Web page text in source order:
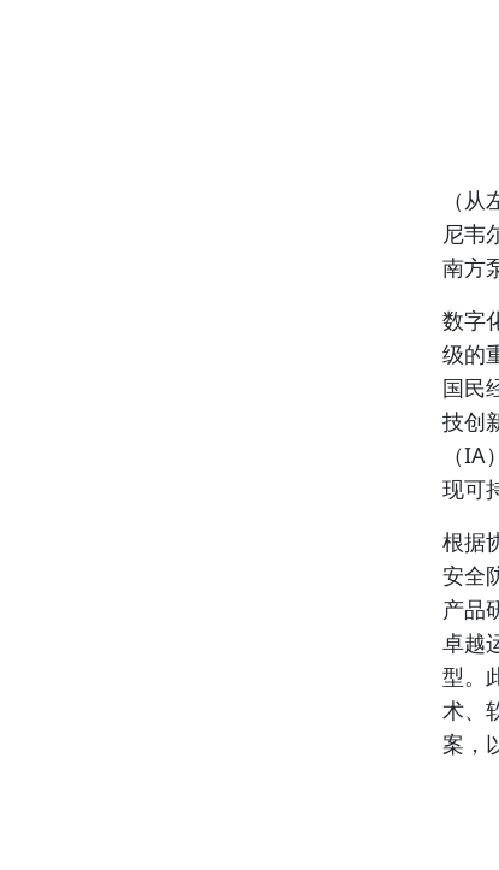
（
尼韦
南方
数字
级的
国民
技创
（
现可
根据
安全
产品
卓越
型。
术、
案，